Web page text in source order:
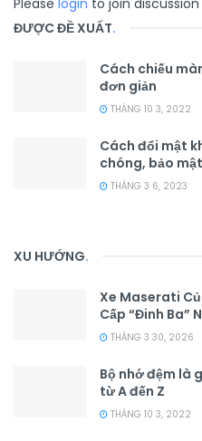
Please login to join discussion
ĐƯỢC ĐỀ XUẤT.
Cách chiếu
đơn giản
THÁNG 10 3, 2022
Cách đổi mật
chóng, bảo mật
THÁNG 3 6, 2023
XU HƯỚNG.
Xe Maserati
Cấp “Đinh Ba”
THÁNG 3 30, 2026
Bộ nhớ đệm là
từ A đến Z
THÁNG 10 3, 2022